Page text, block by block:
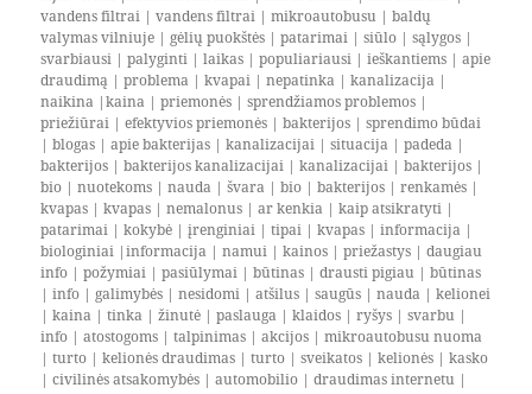
vandens filtrai |vandens filtrai |mikroautobusu |baldų
valymas vilniuje | gėlių puokštės |patarimai |siūlo |sąlygos |
svarbiausi |palyginti |laikas |populiariausi |ieškantiems |apie
draudimą |problema |kvapai |nepatinka |kanalizacija |
naikina |kaina |priemonės |sprendžiamos problemos |
priežiūrai |efektyvios priemonės |bakterijos |sprendimo būdai
|blogas |apie bakterijas |kanalizacijai |situacija |padeda |
bakterijos |bakterijos kanalizacijai |kanalizacijai |bakterijos |
bio |nuotekoms |nauda |švara |bio |bakterijos |renkamės |
kvapas |kvapas |nemalonus |ar kenkia |kaip atsikratyti |
patarimai |kokybė |įrenginiai |tipai |kvapas |informacija |
biologiniai |informacija |namui |kainos |priežastys |daugiau
info |požymiai |pasiūlymai |būtinas |drausti pigiau |būtinas
|info | galimybės |nesidomi |atšilus |saugūs |nauda |kelionei
|kaina |tinka |žinutė |paslauga |klaidos |ryšys |svarbu |
info |atostogoms |talpinimas |akcijos |mikroautobusu nuoma
|turto |kelionės draudimas |turto |sveikatos |kelionės |kasko
|civilinės atsakomybės |automobilio |draudimas internetu |